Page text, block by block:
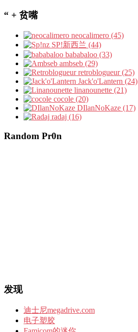
“ + 贫嘴
neocalimero (45)
SP!新西兰 (44)
bababaloo (33)
ambseb (29)
retroblogueur (25)
Jack'o'Lantern (24)
linanounette (21)
cocole (20)
DIlanNoKaze (17)
radaj (16)
Random Pr0n
发现
迪士尼megadrive.com
电子塑胶